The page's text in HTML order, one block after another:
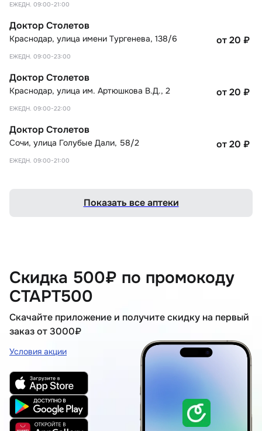
ЕЖЕДН. 09:00-21:00
Доктор Столетов
Краснодар, улица имени Тургенева, 138/6
ЕЖЕДН. 09:00-23:00
от 20 ₽
Доктор Столетов
Краснодар, улица им. Артюшкова В.Д., 2
ЕЖЕДН. 09:00-22:00
от 20 ₽
Доктор Столетов
Сочи, улица Голубые Дали, 58/2
ЕЖЕДН. 09:00-21:00
от 20 ₽
Показать все аптеки
Скидка 500₽ по промокоду
СТАРТ500
Скачайте приложение и получите скидку на первый
заказ от 3000₽
Условия акции